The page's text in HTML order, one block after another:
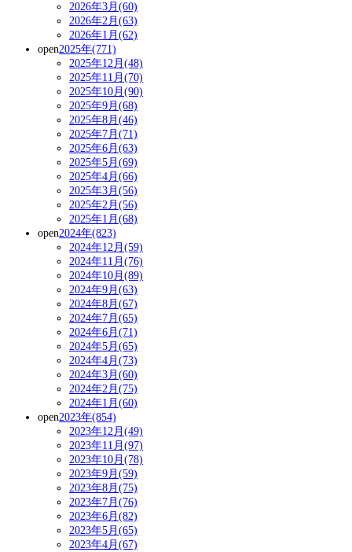
2026年3月(60)
2026年2月(63)
2026年1月(62)
open2025年(771)
2025年12月(48)
2025年11月(70)
2025年10月(90)
2025年9月(68)
2025年8月(46)
2025年7月(71)
2025年6月(63)
2025年5月(69)
2025年4月(66)
2025年3月(56)
2025年2月(56)
2025年1月(68)
open2024年(823)
2024年12月(59)
2024年11月(76)
2024年10月(89)
2024年9月(63)
2024年8月(67)
2024年7月(65)
2024年6月(71)
2024年5月(65)
2024年4月(73)
2024年3月(60)
2024年2月(75)
2024年1月(60)
open2023年(854)
2023年12月(49)
2023年11月(97)
2023年10月(78)
2023年9月(59)
2023年8月(75)
2023年7月(76)
2023年6月(82)
2023年5月(65)
2023年4月(67)